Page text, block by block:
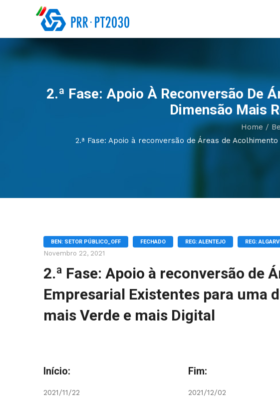
2.ª Fase: Apoio À Reconversão De
Dimensão Mais
Home /
2.ª Fase: Apoio à reconversão de Áreas de
BEN: SETOR PÚBLICO_OFF FECHADO REG: ALENTEJO REG:
Novembro 22, 2021
2.ª Fase: Apoio à reconversão de
Empresarial Existentes para uma
mais Verde e mais Digital
Início:
2021/11/22
Fim:
2021/12/02